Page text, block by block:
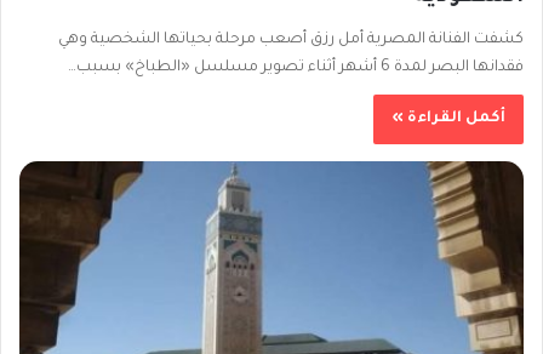
كشفت الفنانة المصرية أمل رزق أصعب مرحلة بحياتها الشخصية وهي
فقدانها البصر لمدة 6 أشهر أثناء تصوير مسلسل «الطباخ» بسبب…
أكمل القراءة »